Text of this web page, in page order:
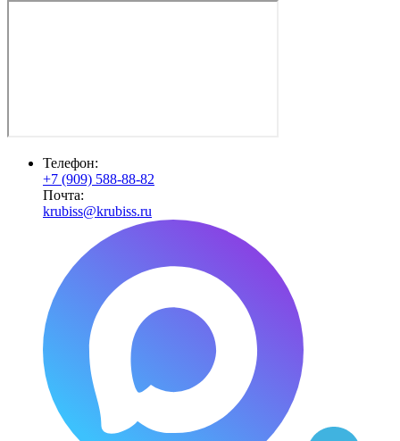
Телефон:
+7 (909) 588-88-82
Почта:
krubiss@krubiss.ru